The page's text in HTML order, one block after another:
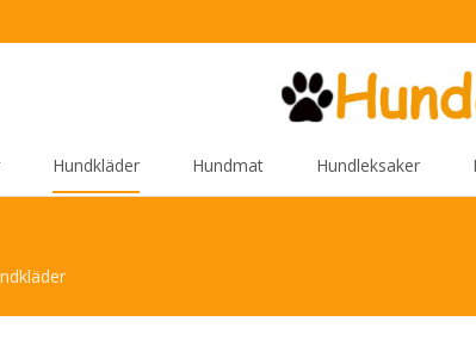
Hundkläder Hundmat Hundleksaker